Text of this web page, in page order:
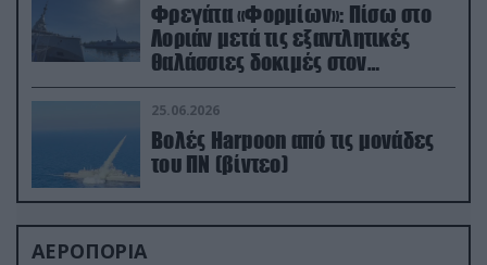
Φρεγάτα «Φορμίων»: Πίσω στο
Λοριάν μετά τις εξαντλητικές
θαλάσσιες δοκιμές στον
απαιτητικό Βισκαϊκό
25.06.2026
Βολές Harpoon από τις μονάδες
του ΠΝ (βίντεο)
ΑΕΡΟΠΟΡΙΑ